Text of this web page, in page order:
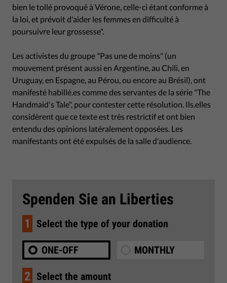
bien le tollé provoqué à Vérone, celle-ci étant conforme à
la loi, et prévoit d'aider les femmes en difficulté à
poursuivre leur grossesse".
Les activistes du groupe "Pas une de moins" (un
mouvement présent aussi en Argentine, au Chili, en
Uruguay, en Espagne, au Pérou, ou encore au Brésil), ont
manifesté habillé.es comme des servantes de la série "The
Handmaid's Tale", pour contester cette résolution. Ils.elles
considèrent que ce texte est très restrictif et ont bien
entendu des opinions latéralement opposées. Les
manifestants ont été expulsés de la salle d'audience.
Spenden Sie an Liberties
1 Select the type of your donation
ONE-OFF MONTHLY
2 Select the amount